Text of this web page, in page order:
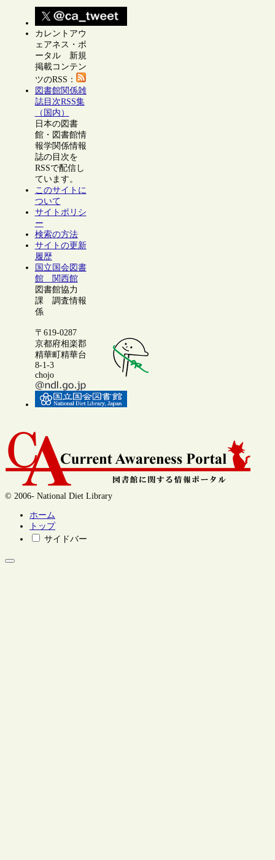
カレントアウ
ェアネス・ポ
ータル 新規
掲載コンテン
ツのRSS：
図書館関係雑
誌目次RSS集
（国内）
日本の図書
館・図書館情
報学関係情報
誌の目次を
RSSで配信し
ています。
このサイトに
ついて
サイトポリシ
ー
検索の方法
サイトの更新
履歴
国立国会図書
館 関西館
図書館協力
課 調査情報
係
〒619-0287
京都府相楽郡
精華町精華台
8-1-3
chojo
© 2006- National Diet Library
ホーム
トップ
サイドバー